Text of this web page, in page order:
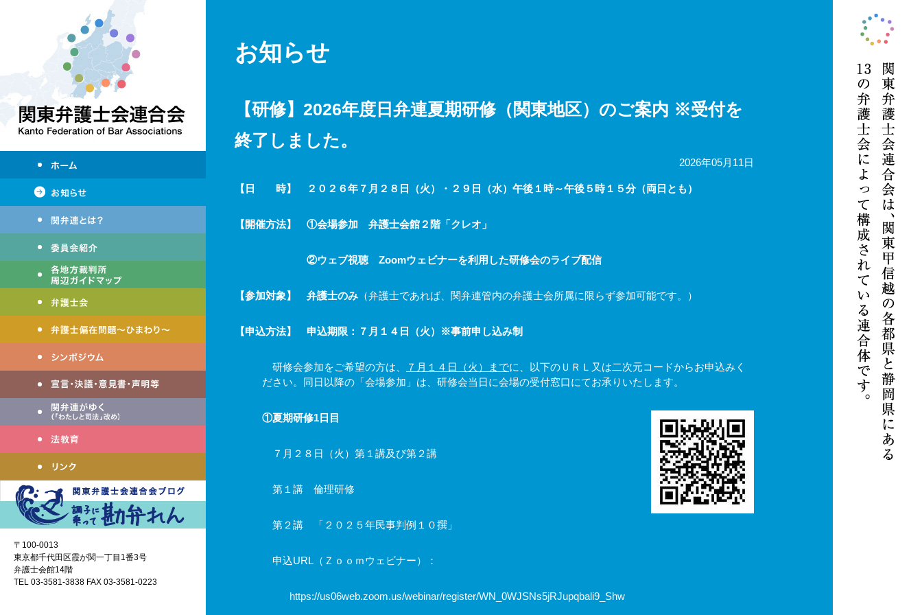
〒100-0013
東京都千代田区霞が関一丁目1番3号
弁護士会館14階
TEL 03-3581-3838 FAX 03-3581-0223
お知らせ
【研修】2026年度日弁連夏期研修（関東地区）のご案内 ※受付を
終了しました。
2026年05月11日
【日 時】 ２０２６年７月２８日（火）・２９日（水）午後１時～午後５時１５分（両日とも）
【開催方法】 ①会場参加 弁護士会館２階「クレオ」
②ウェブ視聴 Zoomウェビナーを利用した研修会のライブ配信
【参加対象】 弁護士のみ （弁護士であれば、関弁連管内の弁護士会所属に限らず参加可能です。）
【申込方法】 申込期限：７月１４日（火）※事前申し込み制
研修会参加をご希望の方は、 ７月１４日（火）までに、以下のＵＲＬ又は二次元コードからお申込みく
ださい。同日以降の「会場参加」は、研修会当日に会場の受付窓口にてお承りいたします。
①夏期研修1 日目
７月２８日（火）第１講及び第２講
第１講 倫理研修
第２講 「２０２５年民事判例１０撰」
申込URL （Ｚｏｏｍウェビナー）：
https://us06web.zoom.us/webinar/register/WN_0WJSNs5jRJupqbali9_Shw